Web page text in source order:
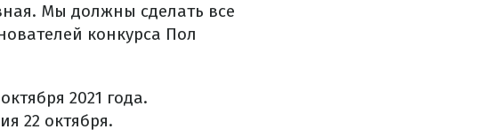
Мы должны сделать все
конкурса Пол
2021 года.
22 октября.